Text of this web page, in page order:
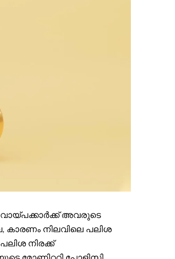
അവരുടെ
കാരണം നിലവിലെ പലിശ
നിരക്ക്